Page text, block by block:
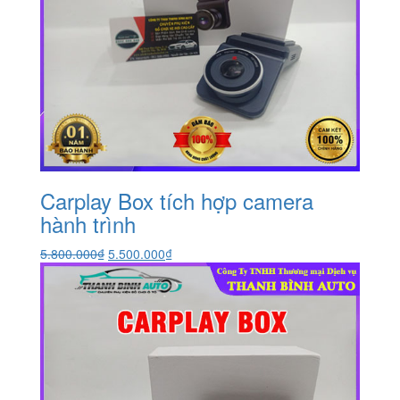
Carplay Box tích hợp camera
hành trình
5.800.000₫ Giá
gốc
là:
5.800.000₫.
5.500.000₫Giá
hiện
tại
là:
5.500.000₫.